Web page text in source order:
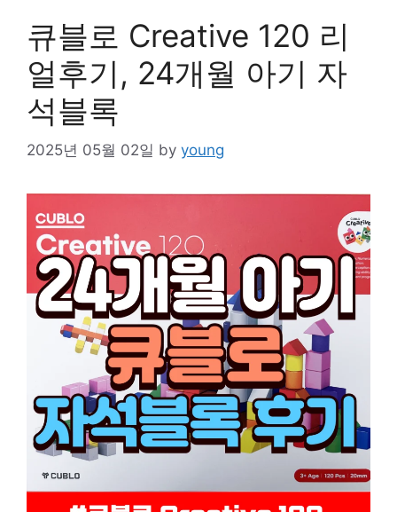
큐블로 Creative 120 리
얼후기, 24개월 아기 자
석블록
2025년 05월 02일 by young